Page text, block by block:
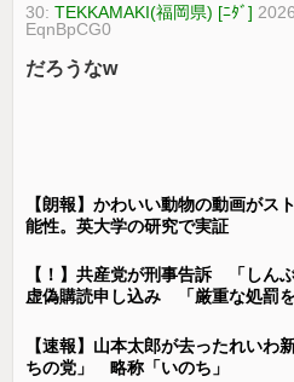
30:TEKKAMAKI(福岡県) [ﾆﾀﾞ]
EqnBpCG0
だろうなw
【朗報】かわいい動物の動画がス
能性。英大学の研究で実証
【！】共産党が刑事告訴 「しん
虚偽購読申し込み 「厳重な処罰を
【速報】山本太郎が去ったれいわ
ちの党」 略称「いのち」